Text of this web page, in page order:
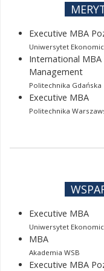
Executive MBA
Uniwersytet
International
Management
Politechnika Gdańska
Executive MBA
Politechnika
Executive MBA
Uniwersytet
MBA
Akademia WSB
Executive MBA